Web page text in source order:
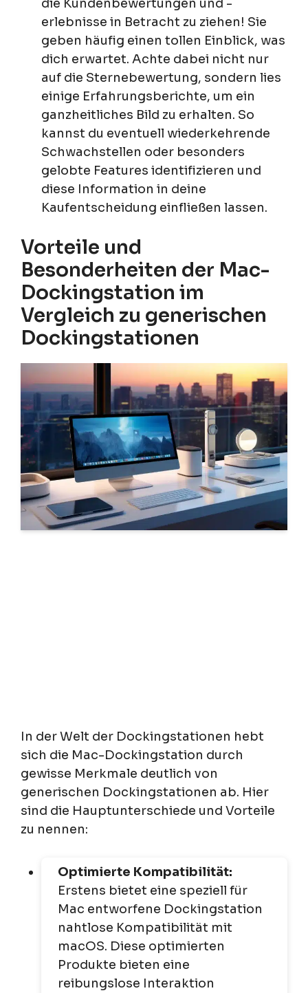
die Kundenbewertungen und -
erlebnisse in Betracht zu ziehen! Sie
geben häufig einen tollen Einblick, was
dich erwartet. Achte dabei nicht nur
auf die Sternebewertung, sondern lies
einige Erfahrungsberichte, um ein
ganzheitliches Bild zu erhalten. So
kannst du eventuell wiederkehrende
Schwachstellen oder besonders
gelobte Features identifizieren und
diese Information in deine
Kaufentscheidung einfließen lassen.
Vorteile und
Besonderheiten der Mac-
Dockingstation im
Vergleich zu generischen
Dockingstationen
In der Welt der Dockingstationen hebt
sich die Mac-Dockingstation durch
gewisse Merkmale deutlich von
generischen Dockingstationen ab. Hier
sind die Hauptunterschiede und Vorteile
zu nennen:
Optimierte Kompatibilität:
Erstens bietet eine speziell für
Mac entworfene Dockingstation
nahtlose Kompatibilität mit
macOS. Diese optimierten
Produkte bieten eine
reibungslose Interaktion